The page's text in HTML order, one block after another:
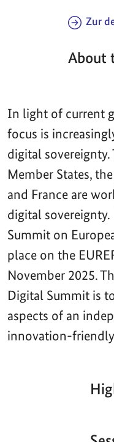
Zur
About
In light of current
focus is
digital
Member States,
and France are
digital
Summit on
place on the
November 2025.
Digital Summit is
aspects of an
innovation-